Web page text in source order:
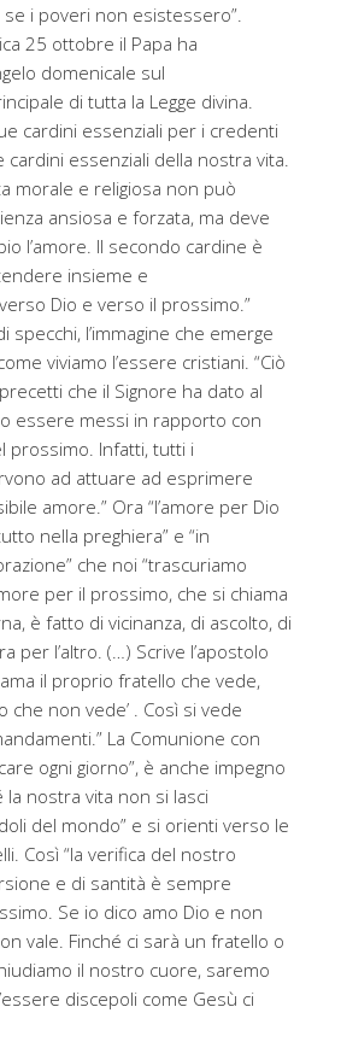
i poveri non esistessero”.
25 ottobre il Papa ha
domenicale sul
di tutta la Legge divina.
cardini essenziali per i credenti
cardini essenziali della nostra vita.
morale e religiosa non può
ansiosa e forzata, ma deve
l’amore. Il secondo cardine è
insieme e
Dio e verso il prossimo.”
specchi, l’immagine che emerge
viviamo l’essere cristiani. “Ciò
che il Signore ha dato al
essere messi in rapporto con
prossimo. Infatti, tutti i
ad attuare ad esprimere
amore.” Ora “l’amore per Dio
nella preghiera” e “in
che noi “trascuriamo
per il prossimo, che si chiama
è fatto di vicinanza, di ascolto, di
per l’altro. (…) Scrive l’apostolo
ama il proprio fratello che vede,
che non vede’ . Così si vede
La Comunione con
ogni giorno”, è anche impegno
nostra vita non si lasci
del mondo” e si orienti verso le
Così “la verifica del nostro
e di santità è sempre
Se io dico amo Dio e non
vale. Finché ci sarà un fratello o
il nostro cuore, saremo
discepoli come Gesù ci